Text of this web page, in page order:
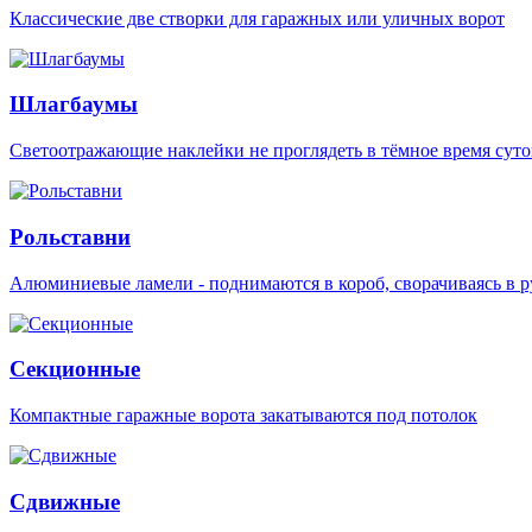
Классические две створки для гаражных или уличных ворот
Шлагбаумы
Светоотражающие наклейки не проглядеть в тёмное время
Рольставни
Алюминиевые ламели - поднимаются в короб, сворачиваясь в
Секционные
Компактные гаражные ворота закатываются под потолок
Сдвижные